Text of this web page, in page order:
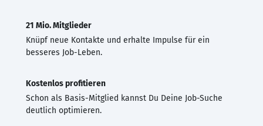
21 Mio. Mitglieder
Knüpf neue Kontakte und erhalte Impulse für ein
besseres Job-Leben.
Kostenlos profitieren
Schon als Basis-Mitglied kannst Du Deine Job-Suche
deutlich optimieren.